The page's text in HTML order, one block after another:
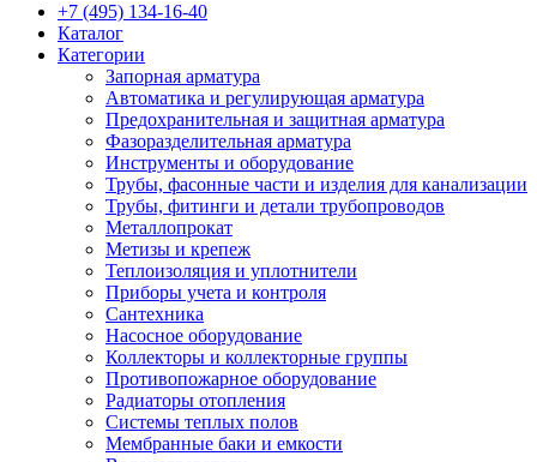
+7 (495) 134-16-40
Каталог
Категории
Запорная арматура
Автоматика и регулирующая арматура
Предохранительная и защитная арматура
Фазоразделительная арматура
Инструменты и оборудование
Трубы, фасонные части и изделия для канализации
Трубы, фитинги и детали трубопроводов
Металлопрокат
Метизы и крепеж
Теплоизоляция и уплотнители
Приборы учета и контроля
Сантехника
Насосное оборудование
Коллекторы и коллекторные группы
Противопожарное оборудование
Радиаторы отопления
Системы теплых полов
Мембранные баки и емкости